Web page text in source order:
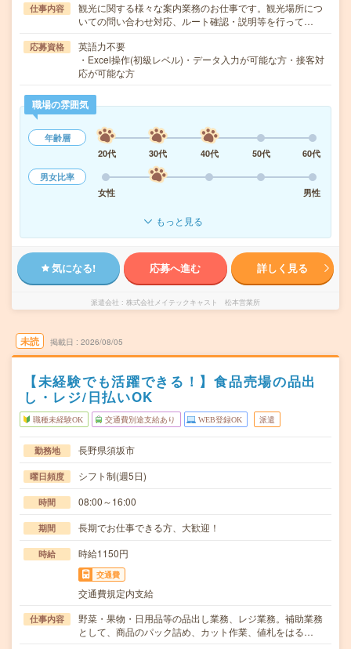
仕事内容
観光に関する様々な案内業務のお仕事です。観光場所につ
いての問い合わせ対応、ルート確認・説明等を行って…
応募資格
英語力不要
・Excel操作(初級レベル)・データ入力が可能な方・接客対
応が可能な方
職場の雰囲気
年齢層
20代
30代 40代 50代
60代
男女比率
女性
男性
もっと見る
気になる! 応募へ進む 詳しく見る
派遣会社 株式会社メイテックキャスト 松本営業所
未読 掲載日 2026/08/05
【未経験でも活躍できる！】食品売場の品出
し・レジ/日払いOK
職種未経験OK 交通費別途支給あり WEB登録OK 派遣
勤務地 長野県須坂市
曜日頻度 シフト制(週5日)
時間 08:00～16:00
期間 長期でお仕事できる方、大歓迎！
時給 時給1150円
交通費
交通費規定内支給
仕事内容
野菜・果物・日用品等の品出し業務、レジ業務。補助業務
として、商品のパック詰め、カット作業、値札をはる…